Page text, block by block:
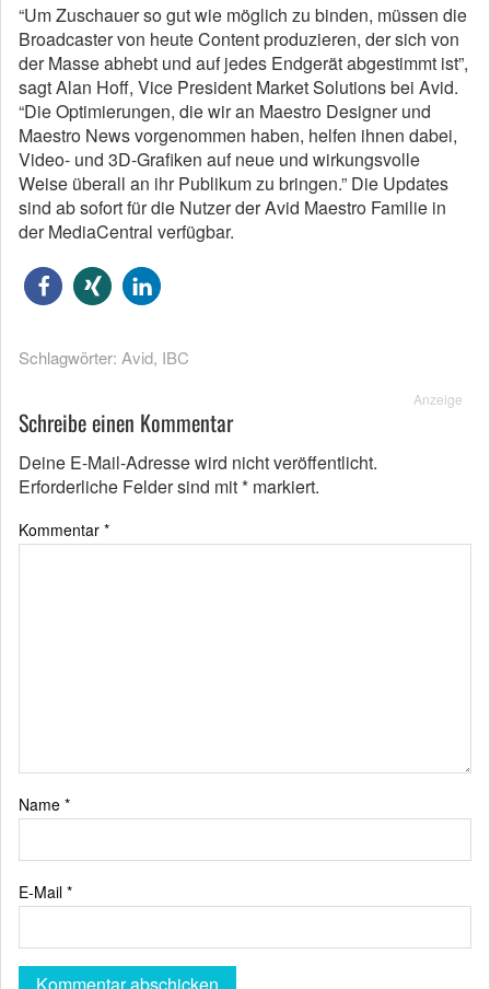
“Um Zuschauer so gut wie möglich zu binden, müssen die
Broadcaster von heute Content produzieren, der sich von
der Masse abhebt und auf jedes Endgerät abgestimmt ist”,
sagt Alan Hoff, Vice President Market Solutions bei Avid.
“Die Optimierungen, die wir an Maestro Designer und
Maestro News vorgenommen haben, helfen ihnen dabei,
Video- und 3D-Grafiken auf neue und wirkungsvolle
Weise überall an ihr Publikum zu bringen.” Die Updates
sind ab sofort für die Nutzer der Avid Maestro Familie in
der MediaCentral verfügbar.
Schlagwörter: Avid, IBC
Anzeige
Schreibe einen Kommentar
Deine E-Mail-Adresse wird nicht veröffentlicht.
Erforderliche Felder sind mit* markiert.
Kommentar *
Name *
E-Mail *